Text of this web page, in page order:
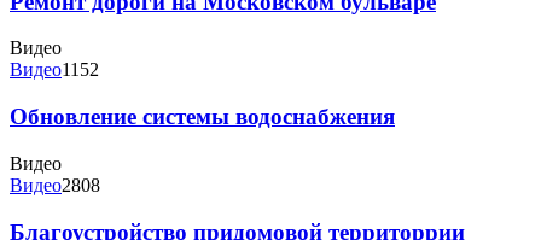
Видео
Видео1152
Обновление системы водоснабжения
Видео
Видео2808
Благоустройство придомовой территоррии